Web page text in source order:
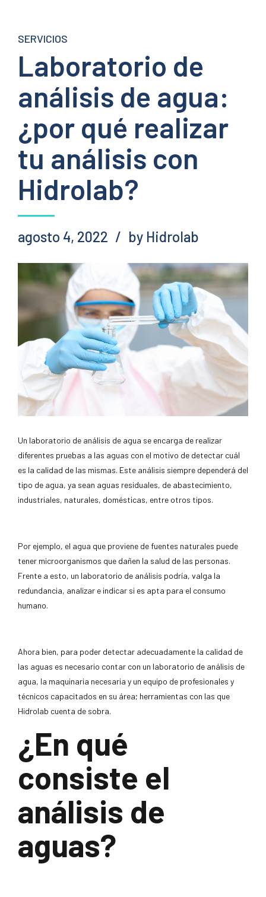
SERVICIOS
Laboratorio de
análisis de agua:
¿por qué realizar
tu análisis con
Hidrolab?
agosto 4, 2022 by Hidrolab
Un laboratorio de análisis de agua se encarga de realizar
diferentes pruebas a las aguas con el motivo de detectar cuál
es la calidad de las mismas. Este análisis siempre dependerá del
tipo de agua, ya sean aguas residuales, de abastecimiento,
industriales, naturales, domésticas, entre otros tipos.
Por ejemplo, el agua que proviene de fuentes naturales puede
tener microorganismos que dañen la salud de las personas.
Frente a esto, un laboratorio de análisis podría, valga la
redundancia, analizar e indicar si es apta para el consumo
humano.
Ahora bien, para poder detectar adecuadamente la calidad de
las aguas es necesario contar con un laboratorio de análisis de
agua, la maquinaria necesaria y un equipo de profesionales y
técnicos capacitados en su área; herramientas con las que
Hidrolab cuenta de sobra.
¿En qué
consiste el
análisis de
aguas?